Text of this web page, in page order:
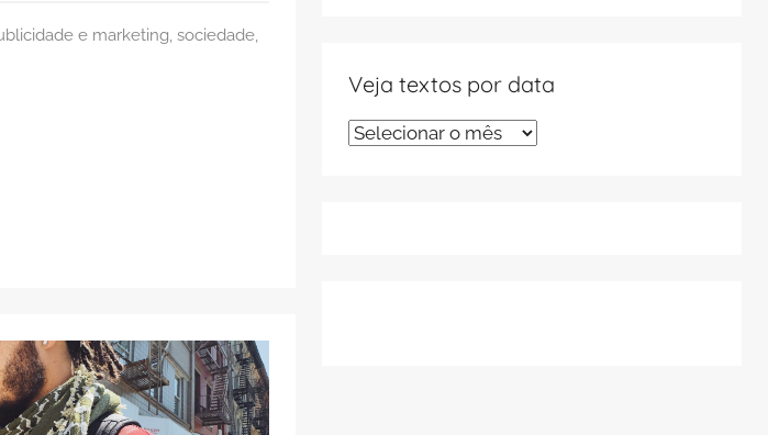
e marketing, sociedade,
Veja textos por data
Veja